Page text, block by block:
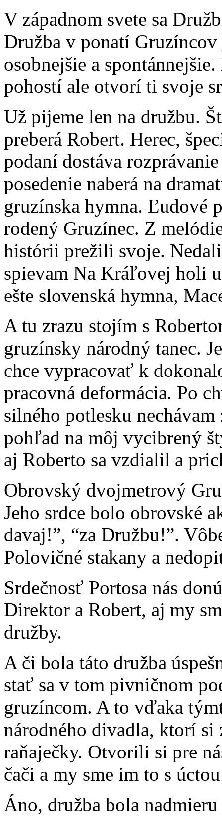
V západnom svete sa
Družba v ponatí
osobnejšie a
pohostí ale otvorí ti svoje
Už pijeme len na družbu.
preberá Robert. Herec,
podaní dostáva
posedenie naberá na
gruzínska hymna. Ľudové
rodený Gruzínec. Z
histórii prežili svoje.
spievam Na Kráľovej holi
ešte slovenská hymna,
A tu zrazu stojím s
gruzínsky národný tanec.
chce vypracovať k
pracovná deformácia. Po
silného potlesku
pohľad na môj vycibrený
aj Roberto sa vzdialil a
Obrovský dvojmetrový
Jeho srdce bolo obrovské
davaj!”, “za Družbu!”.
Polovičné stakany a
Srdečnosť Portosa nás
Direktor a Robert, aj my
družby.
A či bola táto družba
stať sa v tom pivničnom
gruzíncom. A to vďaka
národného divadla, ktorí
raňaječky. Otvorili si pre
čači a my sme im to s
Áno, družba bola nadmieru